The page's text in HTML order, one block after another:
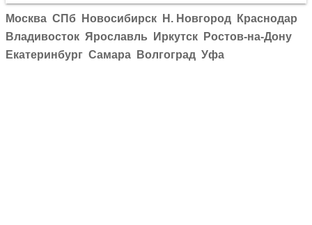
Москва СПб Новосибирск Н. Новгород
Краснодар
Владивосток Ярославль Иркутск
Ростов-на-Дону
Екатеринбург Самара Волгоград Уфа